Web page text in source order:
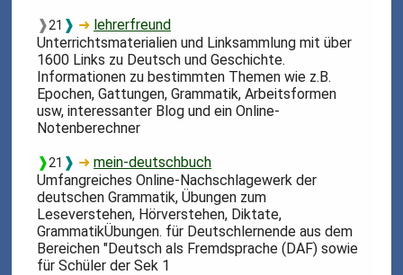
❱21 ❱ ➜ lehrerfreund
Unterrichtsmaterialien und Linksammlung mit über
1600 Links zu Deutsch und Geschichte.
Informationen zu bestimmten Themen wie z.B.
Epochen, Gattungen, Grammatik, Arbeitsformen
usw, interessanter Blog und ein Online-
Notenberechner
❱21 ❱ ➜mein-deutschbuch
Umfangreiches Online-Nachschlagewerk der
deutschen Grammatik, Übungen zum
Leseverstehen, Hörverstehen, Diktate,
GrammatikÜbungen. für Deutschlernende aus dem
Bereichen "Deutsch als Fremdsprache (DAF) sowie
für Schüler der Sek 1